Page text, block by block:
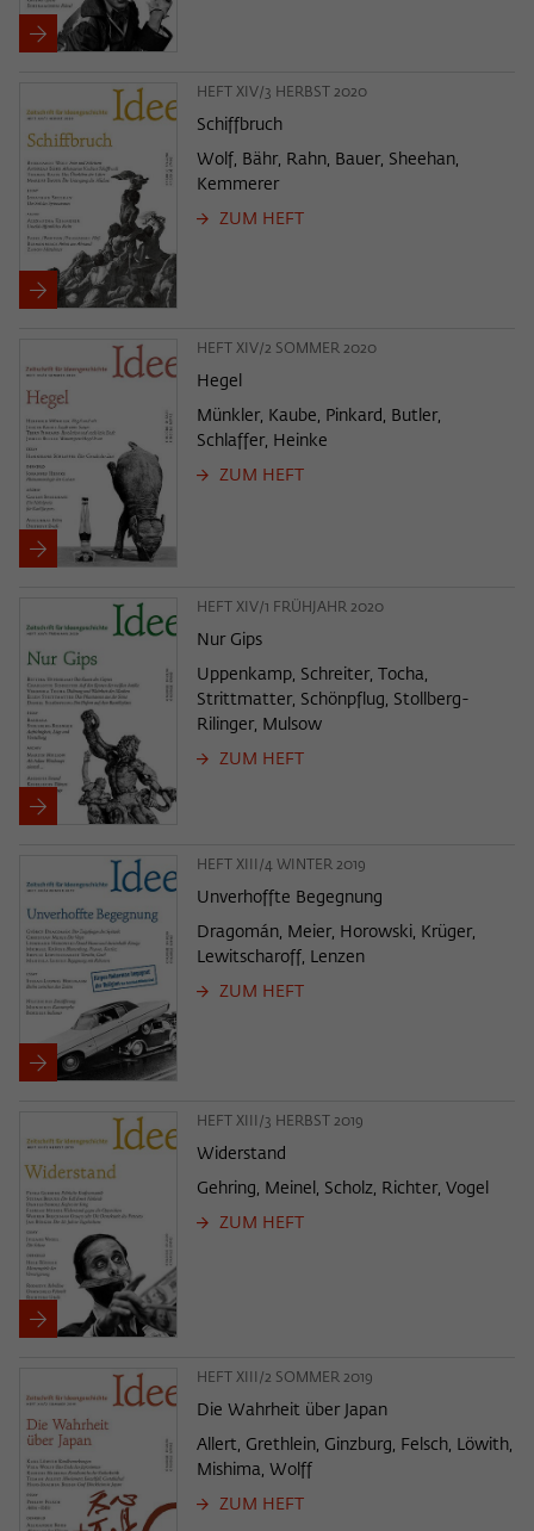
HEFT XIV/3 HERBST 2020
Schiffbruch
Wolf, Bähr, Rahn, Bauer, Sheehan,
Kemmerer
ZUM HEFT
HEFT XIV/2 SOMMER 2020
Hegel
Münkler, Kaube, Pinkard, Butler,
Schlaffer, Heinke
ZUM HEFT
HEFT XIV/1 FRÜHJAHR 2020
Nur Gips
Uppenkamp, Schreiter, Tocha,
Strittmatter, Schönpflug, Stollberg-
Rilinger, Mulsow
ZUM HEFT
HEFT XIII/4 WINTER 2019
Unverhoffte Begegnung
Dragomán, Meier, Horowski, Krüger,
Lewitscharoff, Lenzen
ZUM HEFT
HEFT XIII/3 HERBST 2019
Widerstand
Gehring, Meinel, Scholz, Richter, Vogel
ZUM HEFT
HEFT XIII/2 SOMMER 2019
Die Wahrheit über Japan
Allert, Grethlein, Ginzburg, Felsch, Löwith,
Mishima, Wolff
ZUM HEFT